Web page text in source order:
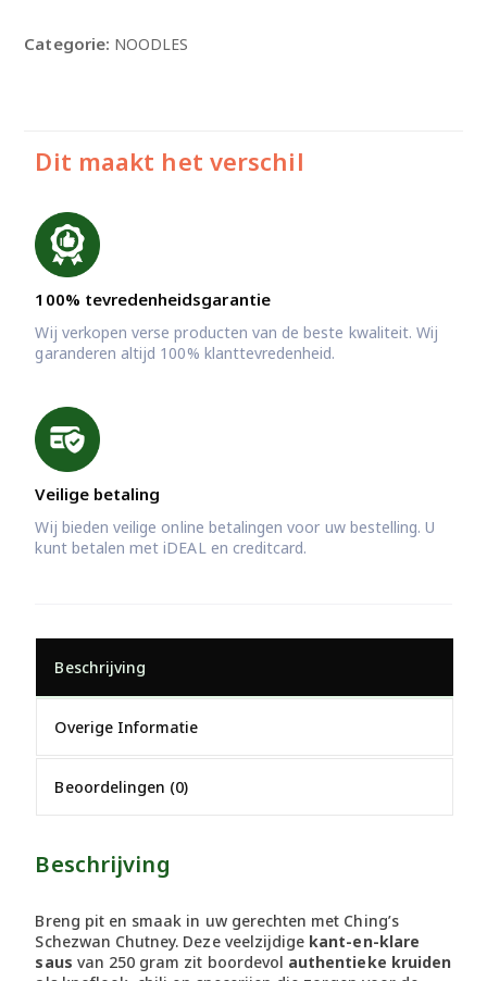
Categorie: NOODLES
Dit maakt het verschil
100% tevredenheidsgarantie
Wij verkopen verse producten van de beste kwaliteit. Wij
garanderen altijd 100% klanttevredenheid.
Veilige betaling
Wij bieden veilige online betalingen voor uw bestelling. U
kunt betalen met iDEAL en creditcard.
Beschrijving
Overige Informatie
Beoordelingen (0)
Beschrijving
Breng pit en smaak in uw gerechten met Ching’s
Schezwan Chutney. Deze veelzijdige kant-en-klare
saus van 250 gram zit boordevol authentieke kruiden